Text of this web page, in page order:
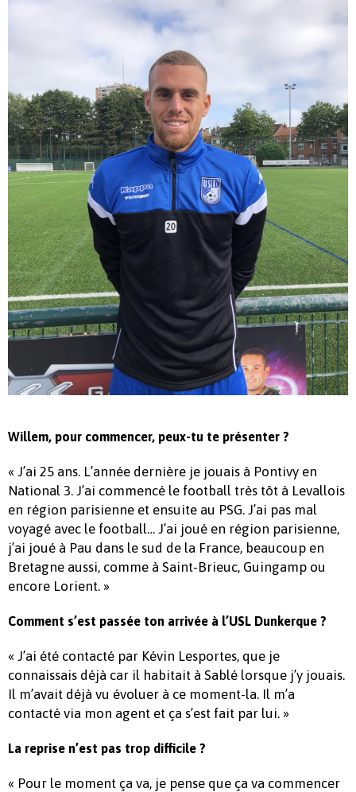
Willem, pour commencer, peux-tu te présenter ?
« J’ai 25 ans. L’année dernière je jouais à Pontivy en
National 3. J’ai commencé le football très tôt à Levallois
en région parisienne et ensuite au PSG. J’ai pas mal
voyagé avec le football… J’ai joué en région parisienne,
j’ai joué à Pau dans le sud de la France, beaucoup en
Bretagne aussi, comme à Saint-Brieuc, Guingamp ou
encore Lorient. »
Comment s’est passée ton arrivée à l’USL Dunkerque ?
« J’ai été contacté par Kévin Lesportes, que je
connaissais déjà car il habitait à Sablé lorsque j’y jouais.
Il m’avait déjà vu évoluer à ce moment-la. Il m’a
contacté via mon agent et ça s’est fait par lui. »
La reprise n’est pas trop difficile ?
« Pour le moment ça va, je pense que ça va commencer